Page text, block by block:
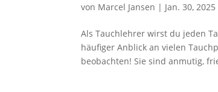
von Marcel Jansen | Jan. 30, 2025
Als Tauchlehrer wirst du jeden
häufiger Anblick an vielen
beobachten! Sie sind anmutig,